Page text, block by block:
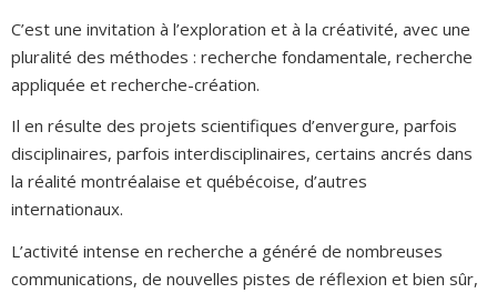
C’est une invitation à l’exploration et à la créativité, avec une
pluralité des méthodes : recherche fondamentale, recherche
appliquée et recherche-création.
Il en résulte des projets scientifiques d’envergure, parfois
disciplinaires, parfois interdisciplinaires, certains ancrés dans
la réalité montréalaise et québécoise, d’autres
internationaux.
L’activité intense en recherche a généré de nombreuses
communications, de nouvelles pistes de réflexion et bien sûr,